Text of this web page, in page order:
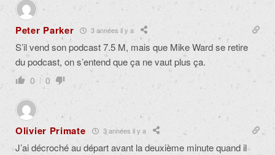
Peter Parker 3 années il y a
S’il vend son podcast 7.5 M, mais que Mike Ward se retire
du podcast, on s’entend que ça ne vaut plus ça.
0 0
Olivier Primate 3 années il y a
J’ai décroché au départ avant la deuxième minute quand il